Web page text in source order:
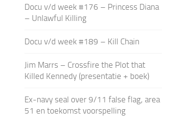
Docu v/d week #176 – Princess Diana
– Unlawful Killing
Docu v/d week #189 – Kill Chain
Jim Marrs – Crossfire the Plot that
Killed Kennedy (presentatie + boek)
Ex-navy seal over 9/11 false flag, area
51 en toekomst voorspelling